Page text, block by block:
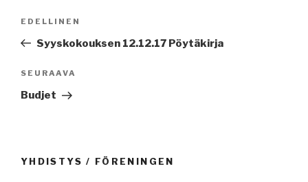
Edellinen
artikkeli
EDELLINEN
Syyskokouksen 12.12.17 Pöytäkirja
Seuraava
artikkeli
SEURAAVA
Budjet
YHDISTYS / FÖRENINGEN